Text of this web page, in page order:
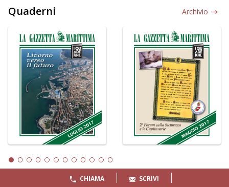
Quaderni Archivio
CHIAMA SCRIVI